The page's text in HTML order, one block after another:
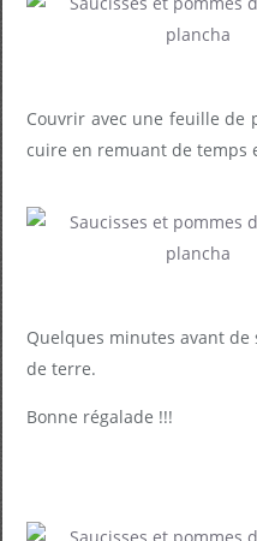
Couvrir avec une feuille
cuire en remuant de temps
Quelques minutes avant
de terre.
Bonne régalade !!!